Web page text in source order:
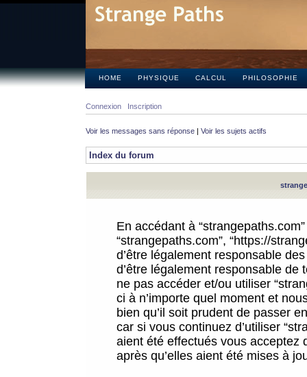
HOME PHYSIQUE CALCUL PHILOSOPHIE
Connexion Inscription
Voir les messages sans réponse | Voir les sujets actifs
Index du forum
En accédant à
“strangepaths.com”, “https://
d’être légalement responsable
d’être légalement responsable
ne pas accéder et/ou utiliser
ci à n’importe quel moment et
bien qu’il soit prudent de passer
car si vous continuez d’utiliser
aient été effectués vous acceptez
après qu’elles aient été mises à